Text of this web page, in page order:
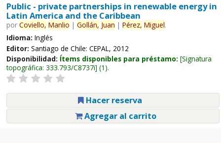
Public - private partnerships in renewable energy in
Latin America and the Caribbean
por Coviello, Manlio | Gollán, Juan | Pérez, Miguel.
Idioma: Inglés
Editor: Santiago de Chile: CEPAL, 2012
Disponibilidad: Ítems disponibles para préstamo: Signatura
topográfica: 333.793/C8737i (1).
Hacer reserva
Agregar al carrito